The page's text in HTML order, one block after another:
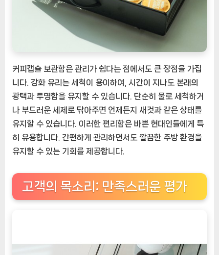
커피캡슐 보관함은 관리가 쉽다는 점에서도 큰 장점을 가집
니다. 강화 유리는 세척이 용이하여, 시간이 지나도 본래의
광택과 투명함을 유지할 수 있습니다. 단순히 물로 세척하거
나 부드러운 세제로 닦아주면 언제든지 새것과 같은 상태를
유지할 수 있습니다. 이러한 편리함은 바쁜 현대인들에게 특
히 유용합니다. 간편하게 관리하면서도 깔끔한 주방 환경을
유지할 수 있는 기회를 제공합니다.
고객의 목소리: 만족스러운 평가